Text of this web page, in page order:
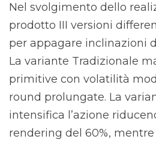
Nel svolgimento dello
prodotto III versioni
per appagare inclinazioni
La variante Tradizionale
primitive con volatilità
round prolungate. La
intensifica l’azione
rendering del 60%, mentre